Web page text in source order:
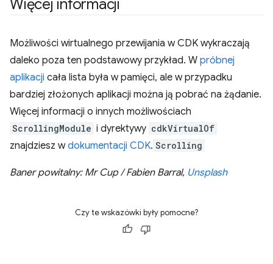
Więcej informacji
Możliwości wirtualnego przewijania w CDK wykraczają
daleko poza ten podstawowy przykład. W próbnej
aplikacji cała lista była w pamięci, ale w przypadku
bardziej złożonych aplikacji można ją pobrać na żądanie.
Więcej informacji o innych możliwościach
ScrollingModule i dyrektywy cdkVirtualOf
znajdziesz wdokumentacji CDK. Scrolling
Baner powitalny: Mr Cup / Fabien Barral, Unsplash
Czy te wskazówki były pomocne?